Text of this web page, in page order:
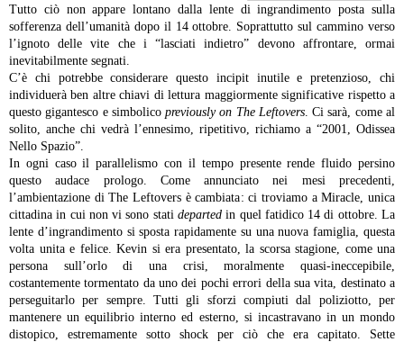
Tutto ciò non appare lontano dalla lente di ingrandimento posta sulla
sofferenza dell’umanità dopo il 14 ottobre. Soprattutto sul cammino verso
l’ignoto delle vite che i “lasciati indietro” devono affrontare, ormai
inevitabilmente segnati.
C’è chi potrebbe considerare questo incipit inutile e pretenzioso, chi
individuerà ben altre chiavi di lettura maggiormente significative rispetto a
questo gigantesco e simbolicopreviously on The Leftovers. Ci sarà, come al
solito, anche chi vedrà l’ennesimo, ripetitivo, richiamo a “2001, Odissea
Nello Spazio”.
In ogni caso il parallelismo con il tempo presente rende fluido persino
questo audace prologo. Come annunciato nei mesi precedenti,
l’ambientazione di The Leftovers è cambiata: ci troviamo a Miracle, unica
cittadina in cui non vi sono stati departed in quel fatidico 14 di ottobre. La
lente d’ingrandimento si sposta rapidamente su una nuova famiglia, questa
volta unita e felice. Kevin si era presentato, la scorsa stagione, come una
persona sull’orlo di una crisi, moralmente quasi-ineccepibile,
costantemente tormentato da uno dei pochi errori della sua vita, destinato a
perseguitarlo per sempre. Tutti gli sforzi compiuti dal poliziotto, per
mantenere un equilibrio interno ed esterno, si incastravano in un mondo
distopico, estremamente sotto shock per ciò che era capitato. Sette